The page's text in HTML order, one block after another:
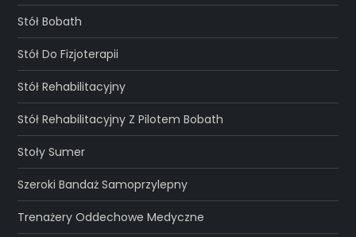
Stół Bobath
Stół Do Fizjoterapii
Stół Rehabilitacyjny
Stół Rehabilitacyjny Z Pilotem Bobath
Stoły Sumer
Szeroki Bandaż Samoprzylepny
Trenażery Oddechowe Medyczne